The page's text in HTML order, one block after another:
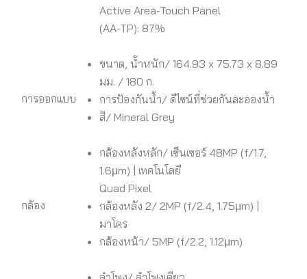
Active Area-Touch Panel
(AA-TP): 87%
การออกแบบ
ขนาด, น้ำหนัก/ 164.93 x 75.73 x 8.89
มม. / 180 ก.
การป้องกันน้ำ/ ดีไซน์ที่ช่วยกันละอองน้ำ
สี/ Mineral Grey
กล้อง
กล้องหลังหลัก/ เซ็นเซอร์ 48MP (f/1.7,
1.6μm) | เทคโนโลยี
Quad Pixel
กล้องหลัง 2/ 2MP (f/2.4, 1.75μm) |
มาโคร
กล้องหน้า/ 5MP (f/2.2, 1.12μm)